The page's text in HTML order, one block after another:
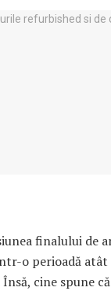
finalului de
o perioadă atât
cine spune